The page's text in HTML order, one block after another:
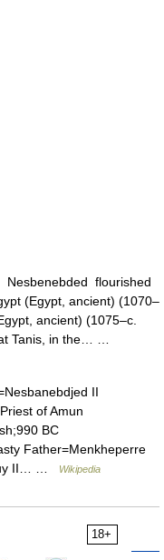
Nesbenebded flourished
(Egypt, ancient) (1070–
ancient) (1075–c.
Tanis, in the… …
II
of Amun
BC
Father=Menkheperre
II… …
Wikipedia
18+